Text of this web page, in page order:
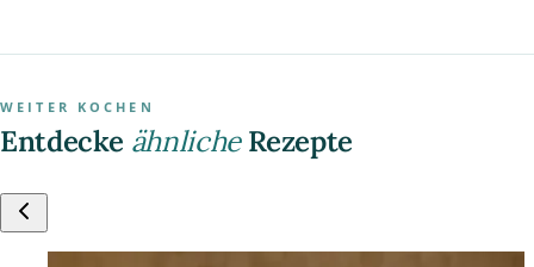
WEITER KOCHEN
Entdecke ähnlicheRezepte